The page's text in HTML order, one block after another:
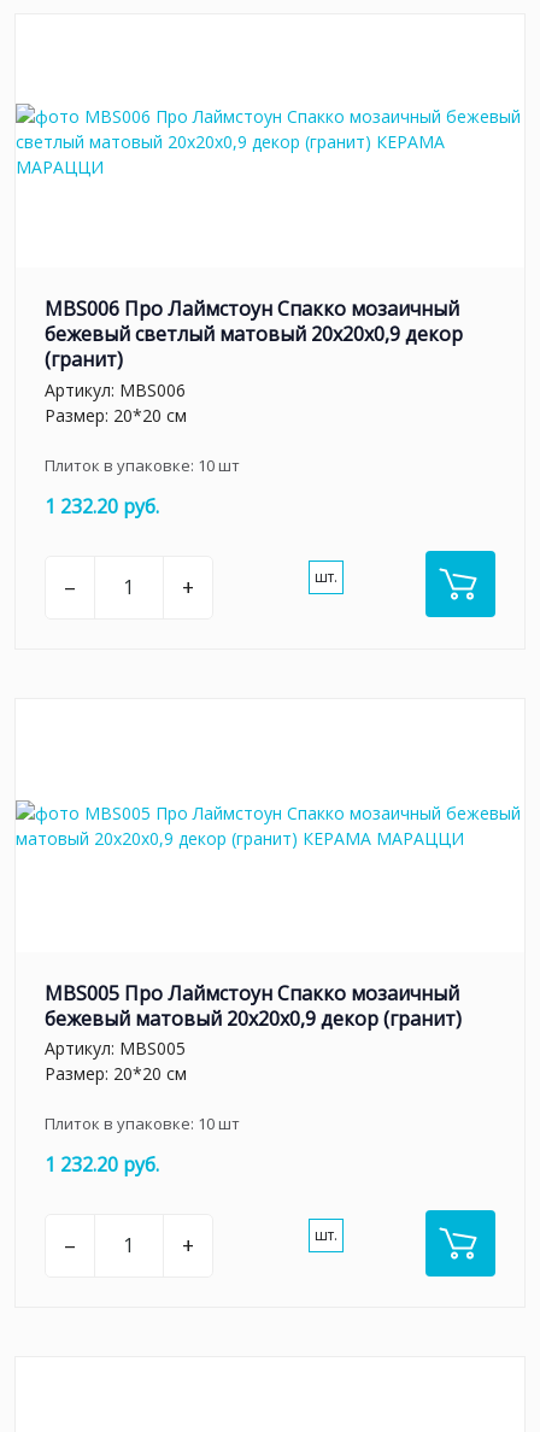
MBS006 Про Лаймстоун Спакко мозаичный
бежевый светлый матовый 20х20х0,9 декор
(гранит)
Артикул: MBS006
Размер: 20*20 см
Плиток в упаковке: 10шт
1 232.20 руб.
– + шт.
MBS005 Про Лаймстоун Спакко мозаичный
бежевый матовый 20х20х0,9 декор (гранит)
Артикул: MBS005
Размер: 20*20 см
Плиток в упаковке: 10шт
1 232.20 руб.
– + шт.